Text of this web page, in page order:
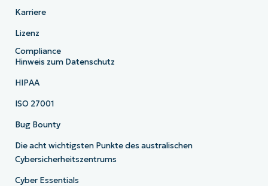
Karriere
Lizenz
Compliance
Hinweis zum Datenschutz
HIPAA
ISO 27001
Bug Bounty
Die acht wichtigsten Punkte des australischen
Cybersicherheitszentrums
Cyber Essentials